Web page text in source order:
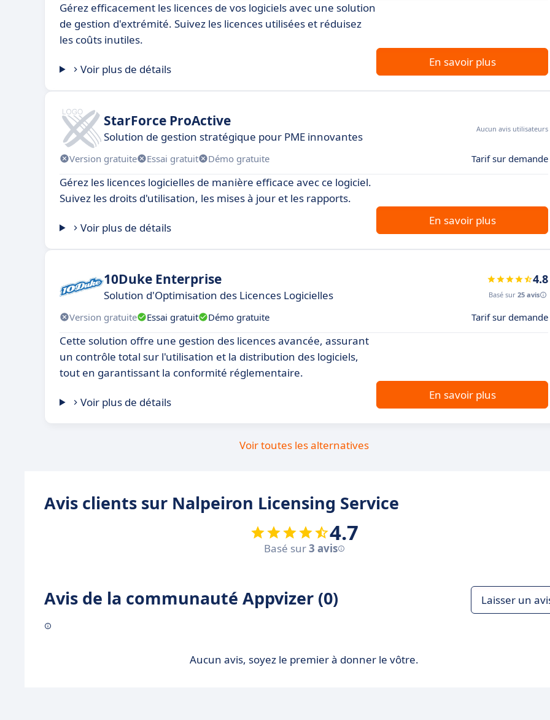
Gérez efficacement les licences de vos logiciels avec une solution
de gestion d'extrémité. Suivez les licences utilisées et réduisez
les coûts inutiles.
Voir plus de détails
En savoir plus
StarForce ProActive
Solution de gestion stratégique pour PME innovantes
Aucun avis utilisateurs
Version gratuite Essai gratuit Démo gratuite Tarif sur demande
Gérez les licences logicielles de manière efficace avec ce logiciel.
Suivez les droits d'utilisation, les mises à jour et les rapports.
Voir plus de détails
En savoir plus
10Duke Enterprise
Solution d'Optimisation des Licences Logicielles
4.8
Basé sur 25 avis
Version gratuite Essai gratuit Démo gratuite Tarif sur demande
Cette solution offre une gestion des licences avancée, assurant
un contrôle total sur l'utilisation et la distribution des logiciels,
tout en garantissant la conformité réglementaire.
Voir plus de détails
En savoir plus
Voir toutes les alternatives
Avis clients sur Nalpeiron Licensing Service
4.7
Basé sur3 avis
Avis de la communauté Appvizer (0) Laisser un
Aucun avis, soyez le premier à donner le vôtre.